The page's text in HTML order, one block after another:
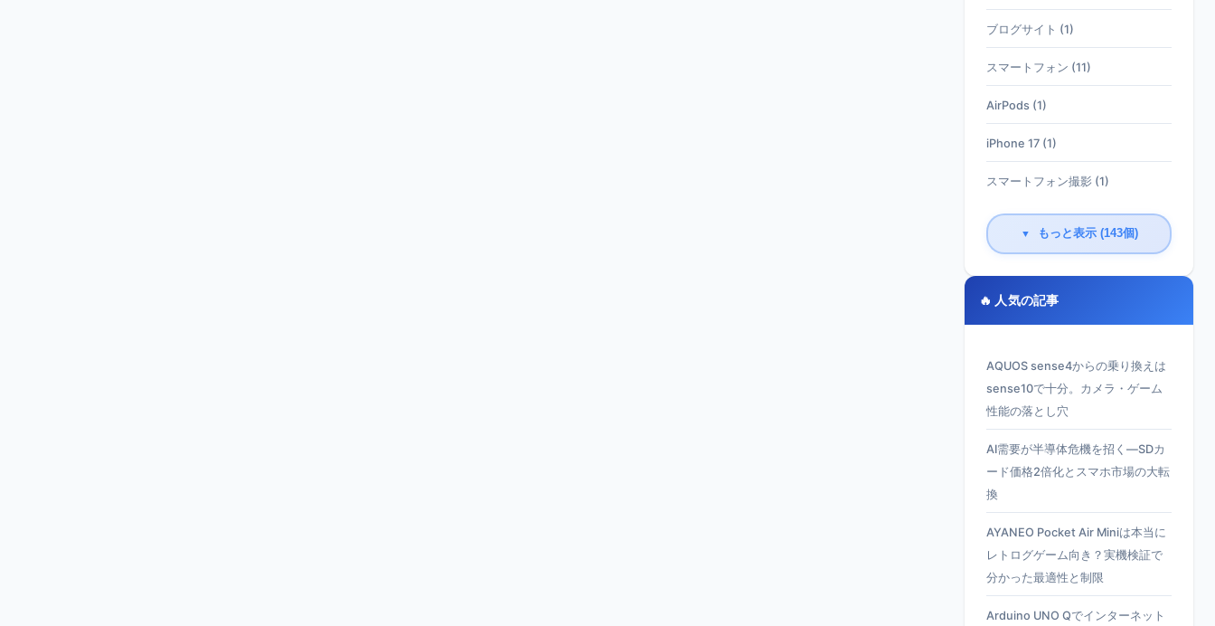
ブログサイト (1)
スマートフォン (11)
AirPods (1)
iPhone 17 (1)
スマートフォン撮影 (1)
▼ もっと表示 (143個)
🔥 人気の記事
AQUOS sense4からの乗り換えは
sense10で十分。カメラ・ゲーム
性能の落とし穴
AI需要が半導体危機を招く—SDカ
ード価格2倍化とスマホ市場の大転
換
AYANEO Pocket Air Miniは本当に
レトログゲーム向き？実機検証で
分かった最適性と制限
Arduino UNO Qでインターネット